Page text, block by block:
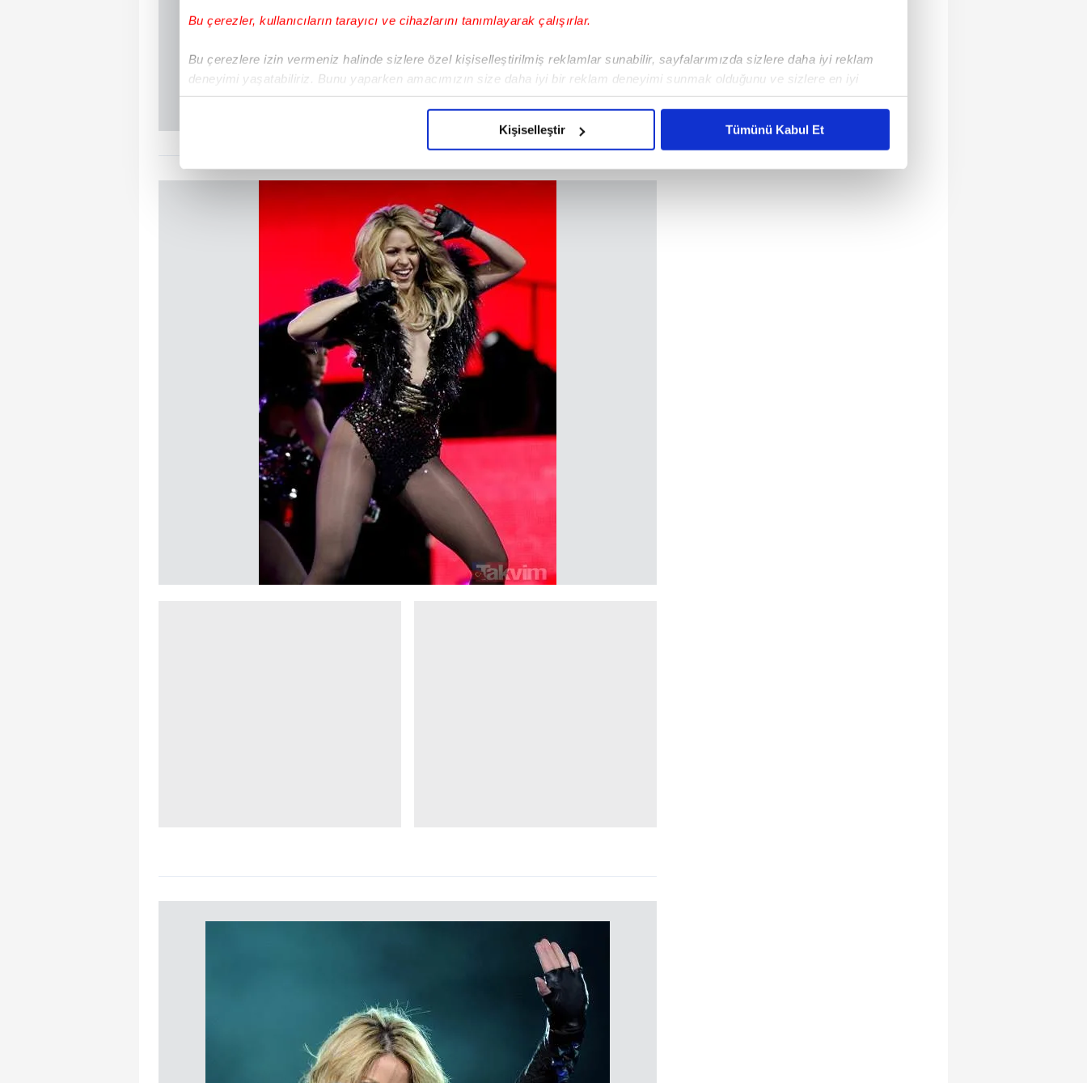
Bu çerezler, kullanıcıların tarayıcı ve cihazlarını tanımlayarak çalışırlar.
Bu çerezlere izin vermeniz halinde sizlere özel kişiselleştirilmiş reklamlar sunabilir, sayfalarımızda sizlere daha iyi reklam
deneyimi yaşatabiliriz. Bunu yaparken amacımızın size daha iyi bir reklam deneyimi sunmak olduğunu ve sizlere en iyi
içerikleri sunabilmek adına elimizden gelen çabayı gösterdiğimizi ve bu noktada, reklamların maliyetlerimizi karşılamak
çerezler vasıtasıyla çeşitli kişisel verileriniz işlenmekte olup gerekli olan çerezler bilgi toplumu hizmetlerinin sunulması
amacıyla kullanılmaktadır. Diğer çerezler, sitemizin daha işlevsel kılınması ve kişiselleştirilmesi ve sizlere yönelik
reklam/pazarlama faaliyetlerinin yapılması, amaçlarıyla sınırlı olarak açık rızanız dahilinde kullanılacaktır.
Çerezlere ilişkin tercihlerinizi aşağıda yer alan panel vasıtasıyla belirleyebilirsiniz. Çerezlere ilişkin detaylı bilgi için Ayarlar
butonuna tıklayabilir,Çerez Bilgilendirme Metnimizi
6698 sayılı Kişisel Verilerin Korunması Kanunu uyarınca hazırlanmış Aydınlatma Metnimizi okumak ve sitemizde ilgili
mevzuata uygun olarak kullanılan çerezlerle ilgili bilgi almak için lütfen
Kişiselleştir Tümünü Kabul Et